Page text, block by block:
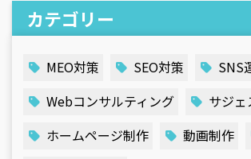
カテゴリー
MEO対策 SEO対策
SNS
Webコンサルティング
サジ
ホームページ制作
動画制作